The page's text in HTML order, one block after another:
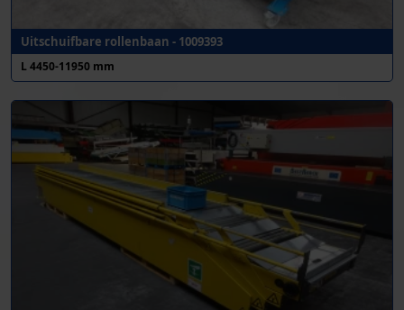
Uitschuifbare rollenbaan - 1009393
L 4450-11950 mm